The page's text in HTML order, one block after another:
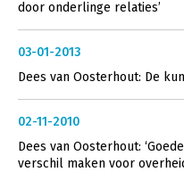
door onderlinge relaties’
03-01-2013
Dees van Oosterhout: De
02-11-2010
Dees van Oosterhout:
verschil maken voor